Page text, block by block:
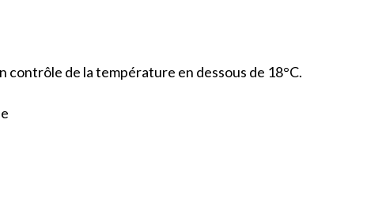
contrôle de la température en dessous de 18°C.